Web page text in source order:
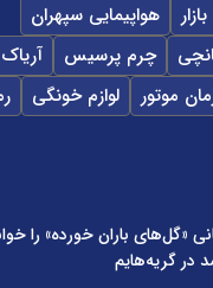
هواپیمایی سپهران
چرم پرسیس
موتور لوازم خونگی
«گل‌های باران خورده» را
در گریه‌هایم